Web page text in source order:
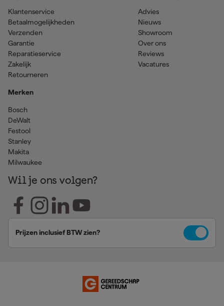
Klantenservice
Betaalmogelijkheden
Verzenden
Garantie
Reparatieservice
Zakelijk
Retourneren
Merken
Bosch
DeWalt
Festool
Stanley
Makita
Milwaukee
Advies
Nieuws
Showroom
Over ons
Reviews
Vacatures
Wil je ons volgen?
Prijzen inclusief BTW zien?